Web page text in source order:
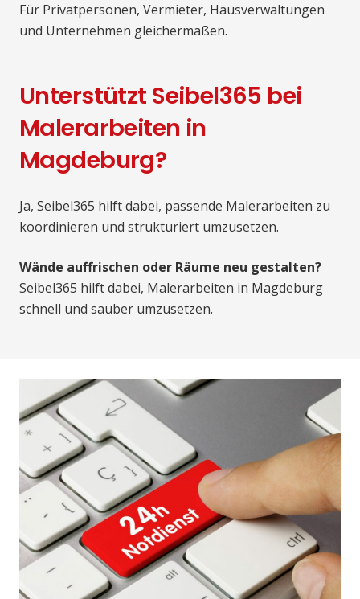
Für Privatpersonen, Vermieter, Hausverwaltungen
und Unternehmen gleichermaßen.
Unterstützt Seibel365 bei
Malerarbeiten in
Magdeburg?
Ja, Seibel365 hilft dabei, passende Malerarbeiten zu
koordinieren und strukturiert umzusetzen.
Wände auffrischen oder Räume neu gestalten?
Seibel365 hilft dabei, Malerarbeiten in Magdeburg
schnell und sauber umzusetzen.